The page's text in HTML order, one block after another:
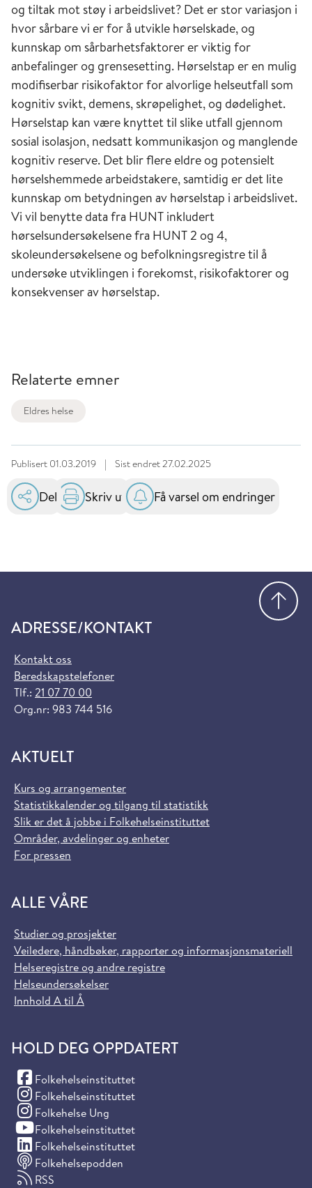
og tiltak mot støy i arbeidslivet? Det er stor variasjon i
hvor sårbare vi er for å utvikle hørselskade, og
kunnskap om sårbarhetsfaktorer er viktig for
anbefalinger og grensesetting. Hørselstap er en mulig
modifiserbar risikofaktor for alvorlige helseutfall som
kognitiv svikt, demens, skrøpelighet, og dødelighet.
Hørselstap kan være knyttet til slike utfall gjennom
sosial isolasjon, nedsatt kommunikasjon og manglende
kognitiv reserve. Det blir flere eldre og potensielt
hørselshemmede arbeidstakere, samtidig er det lite
kunnskap om betydningen av hørselstap i arbeidslivet.
Vi vil benytte data fra HUNT inkludert
hørselsundersøkelsene fra HUNT 2 og 4,
skoleundersøkelsene og befolkningsregistre til å
undersøke utviklingen i forekomst, risikofaktorer og
konsekvenser av hørselstap.
Relaterte emner
Eldres helse
Publisert 01.03.2019 | Sist endret27.02.2025
Del Skriv ut Få varsel om endringer
ADRESSE/KONTAKT
Kontakt oss
Beredskapstelefoner
Tlf.: 21 07 70 00
Org.nr: 983 744 516
AKTUELT
Kurs og arrangementer
Statistikkalender og tilgang til statistikk
Slik er det å jobbe i Folkehelseinstituttet
Områder, avdelinger og enheter
For pressen
ALLE VÅRE
Studier og prosjekter
Veiledere, håndbøker, rapporter og informasjonsmateriell
Helseregistre og andre registre
Helseundersøkelser
Innhold A til Å
HOLD DEG OPPDATERT
Folkehelseinstituttet
(Facebook)
Folkehelseinstituttet
(Instagram)
Folkehelse Ung
(Instagram)
Folkehelseinstituttet
(YouTube)
Folkehelseinstituttet
(LinkedIn)
Folkehelsepodden
RSS